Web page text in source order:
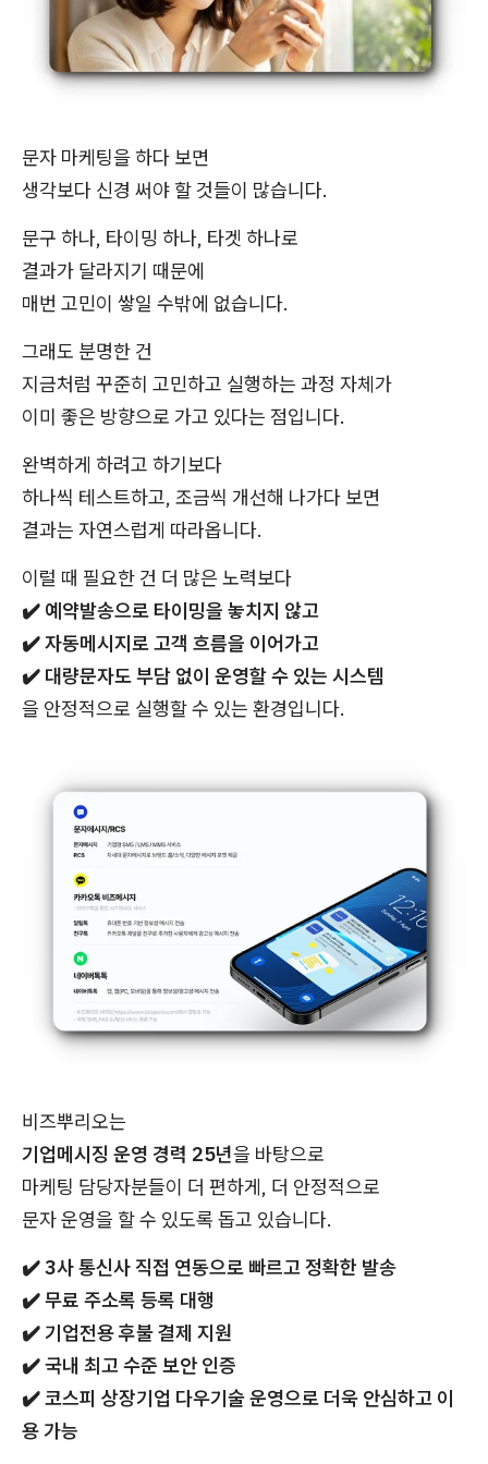
문자 마케팅을 하다 보면
생각보다 신경 써야 할 것들이 많습니다.
문구 하나, 타이밍 하나, 타겟 하나로
결과가 달라지기 때문에
매번 고민이 쌓일 수밖에 없습니다.
그래도 분명한 건
지금처럼 꾸준히 고민하고 실행하는 과정 자체가
이미 좋은 방향으로 가고 있다는 점입니다.
완벽하게 하려고 하기보다
하나씩 테스트하고, 조금씩 개선해 나가다 보면
결과는 자연스럽게 따라옵니다.
이럴 때 필요한 건 더 많은 노력보다
✔️ 예약발송으로 타이밍을 놓치지 않고
✔️자동메시지로 고객 흐름을 이어가고
✔️ 대량문자도 부담 없이 운영할 수 있는 시스템
을 안정적으로 실행할 수 있는 환경입니다.
비즈뿌리오는
기업메시징 운영 경력 25년을 바탕으로
마케팅 담당자분들이 더 편하게, 더 안정적으로
문자 운영을 할 수 있도록 돕고 있습니다.
✔️3사 통신사 직접 연동으로 빠르고 정확한 발송
✔️무료 주소록 등록 대행
✔️기업전용 후불 결제 지원
✔️국내 최고 수준 보안 인증
✔️코스피 상장기업 다우기술 운영으로 더욱 안심하고 이
용 가능